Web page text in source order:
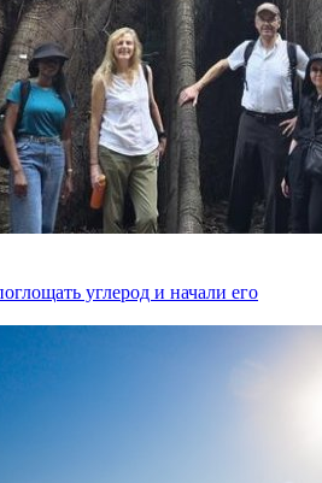
углерод и начали его